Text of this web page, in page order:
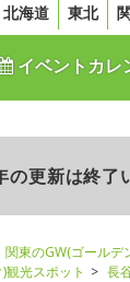
北海道 東北
イベントカレ
の更新は終了
関東のGW(ゴールデ
観光スポット
長